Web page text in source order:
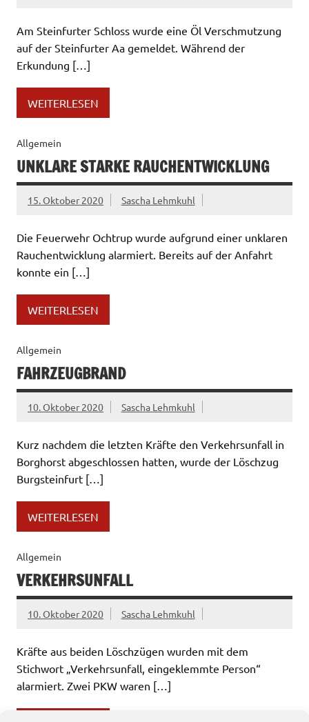
Am Steinfurter Schloss wurde eine Öl Verschmutzung
auf der Steinfurter Aa gemeldet. Während der
Erkundung […]
WEITERLESEN
Allgemein
UNKLARE STARKE RAUCHENTWICKLUNG
15. Oktober 2020 Sascha Lehmkuhl
Die Feuerwehr Ochtrup wurde aufgrund einer unklaren
Rauchentwicklung alarmiert. Bereits auf der Anfahrt
konnte ein […]
WEITERLESEN
Allgemein
FAHRZEUGBRAND
10. Oktober 2020 Sascha Lehmkuhl
Kurz nachdem die letzten Kräfte den Verkehrsunfall in
Borghorst abgeschlossen hatten, wurde der Löschzug
Burgsteinfurt […]
WEITERLESEN
Allgemein
VERKEHRSUNFALL
10. Oktober 2020 Sascha Lehmkuhl
Kräfte aus beiden Löschzügen wurden mit dem
Stichwort „Verkehrsunfall, eingeklemmte Person“
alarmiert. Zwei PKW waren […]